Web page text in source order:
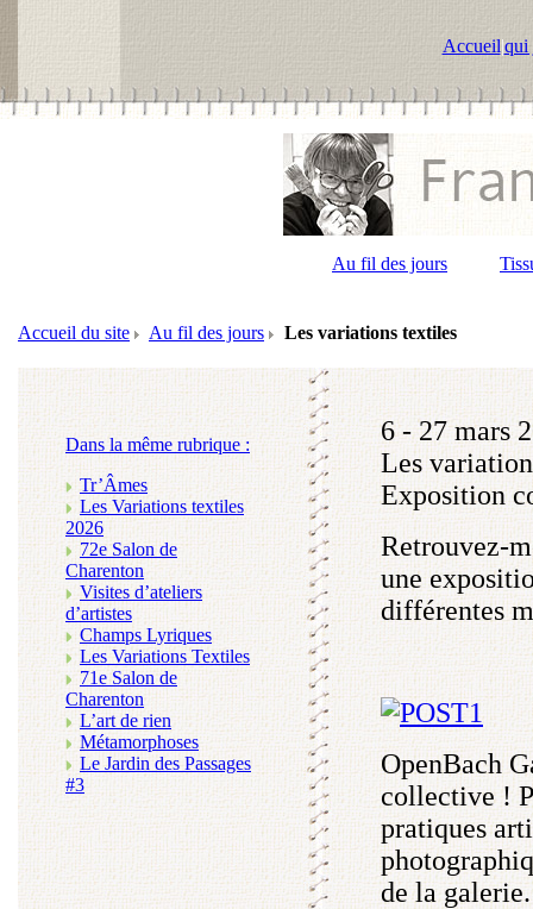
Accueil|qui
Au fil des jours
Accueil du site Au fil des jours Les variations textiles
Dans la même rubrique :
Tr’Âmes
Les Variations textiles
2026
72e Salon de
Charenton
Visites d’ateliers
d’artistes
Champs Lyriques
Les Variations Textiles
71e Salon de
Charenton
L’art de rien
Métamorphoses
Le Jardin des Passages
#3
6 - 27 mars
Les
Exposition
Retrouvez-
une
différentes
OpenBach
collective !
pratiques
de la galerie.